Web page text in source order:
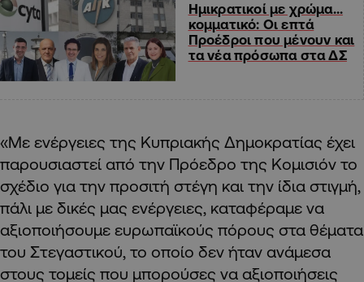
Ημικρατικοί με χρώμα…
κομματικό: Οι επτά
Προέδροι που μένουν και
τα νέα πρόσωπα στα ΔΣ
«Με ενέργειες της Κυπριακής Δημοκρατίας έχει
παρουσιαστεί από την Πρόεδρο της Κομισιόν το
σχέδιο για την προσιτή στέγη και την ίδια στιγμή,
πάλι με δικές μας ενέργειες, καταφέραμε να
αξιοποιήσουμε ευρωπαϊκούς πόρους στα θέματα
του Στεγαστικού, το οποίο δεν ήταν ανάμεσα
στους τομείς που μπορούσες να αξιοποιήσεις